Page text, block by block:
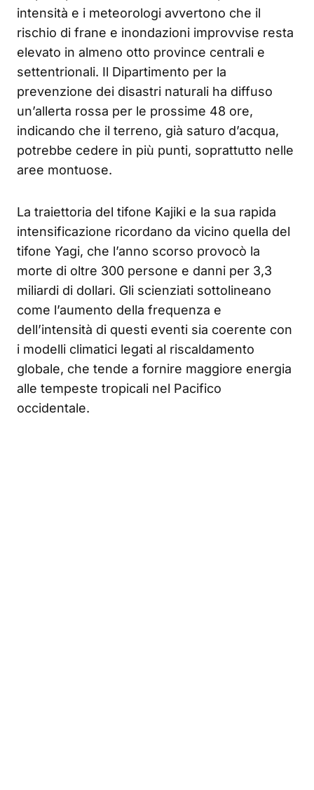
intensità e i meteorologi avvertono che il
rischio di frane e inondazioni improvvise resta
elevato in almeno otto province centrali e
settentrionali. Il Dipartimento per la
prevenzione dei disastri naturali ha diffuso
un’allerta rossa per le prossime 48 ore,
indicando che il terreno, già saturo d’acqua,
potrebbe cedere in più punti, soprattutto nelle
aree montuose.
La traiettoria del tifone Kajiki e la sua rapida
intensificazione ricordano da vicino quella del
tifone Yagi, che l’anno scorso provocò la
morte di oltre 300 persone e danni per 3,3
miliardi di dollari. Gli scienziati sottolineano
come l’aumento della frequenza e
dell’intensità di questi eventi sia coerente con
i modelli climatici legati al riscaldamento
globale, che tende a fornire maggiore energia
alle tempeste tropicali nel Pacifico
occidentale.